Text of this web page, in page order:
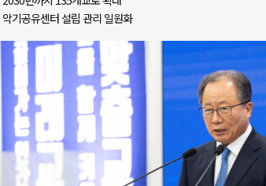
악기공유센터 설립 관리 일원화